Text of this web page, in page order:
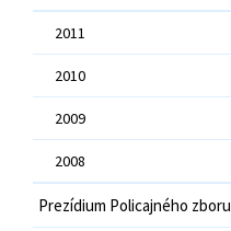
2011
2010
2009
2008
Prezídium Policajného zboru